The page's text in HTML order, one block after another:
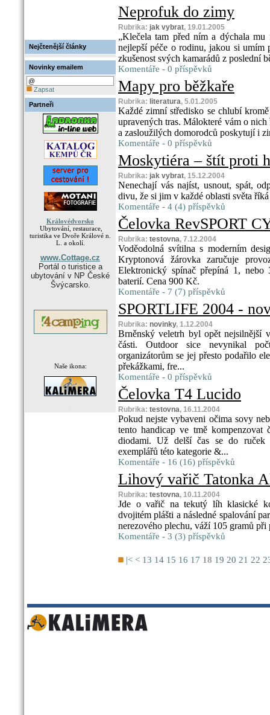
Nejčtenější články
Novinky emailem
Zapsat
Partneři
Královédvorsko
Ubytování, restaurace,
turistika ve Dvoře Králové n.
L. a okolí.
www.Cottage.cz
Portál o turistice a
ubytování v NP České
Švýcarsko.
Naše ikona:
Neprofuk do zimy
Rubrika: jak vybrat, 19.01.2005
„Klečela tam před ním a dýchala
nejlepší péče o rodinu, jakou si umím
zkušenost svých kamarádů z poslední
Komentáře - 0 příspěvků
Mapy pro běžkaře
Rubrika: literatura, 5.01.2005
Každé zimní středisko se chlubí
upravených tras. Málokteré vám o
a zasloužilých domorodců poskytují i
Komentáře - 0 příspěvků
Moskytiéra – štít proti
Rubrika: jak vybrat, 15.12.2004
Nenechají vás najíst, usnout, spát,
divu, že si jim v každé oblasti světa
Komentáře - 4 (4) příspěvků
Čelovka RevSPORT
Rubrika: testovna, 7.12.2004
Voděodolná svítilna s moderním
Kryptonová žárovka zaručuje
Elektronický spínač přepíná 1,
baterií. Cena 900 Kč.
Komentáře - 7 (7) příspěvků
SPORTLIFE 2004 -
Rubrika: novinky, 1.12.2004
Brněnský veletrh byl opět nejsilnější
části. Outdoor sice nevynikal
organizátorům se jej přesto podařilo
překážkami, fre...
Komentáře - 0 příspěvků
Čelovka T4 Lucido
Rubrika: testovna, 16.11.2004
Pokud nejste vybaveni očima sovy
tento handicap ve tmě
diodami. Už delší čas se do ruček
exemplářů této kategorie &...
Komentáře - 16 (16) příspěvků
Lihový vařič Tatonka
Rubrika: testovna, 10.11.2004
Jde o vařič na tekutý líh klasické
dvojitém plášti a následné spalování
nerezového plechu, váží 105 gramů
Komentáře - 3 (3) příspěvků
|< < 13 14 15 16 17 18 19 20 21 22